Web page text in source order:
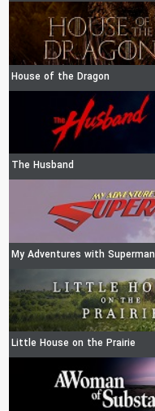
House of the Dragon
The Husband
My Adventures with Superman
Little House on the Prairie